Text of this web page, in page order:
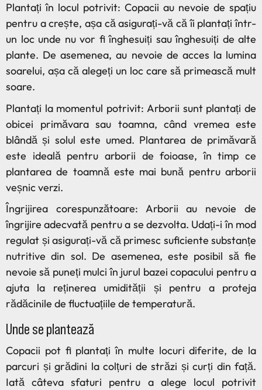
Plantați în locul potrivit: Copacii au nevoie de spațiu
pentru a crește, așa că asigurați-vă că îi plantați într-
un loc unde nu vor fi înghesuiți sau înghesuiți de alte
plante. De asemenea, au nevoie de acces la lumina
soarelui, așa că alegeți un loc care să primească mult
soare.
Plantați la momentul potrivit: Arborii sunt plantați de
obicei primăvara sau toamna, când vremea este
blândă și solul este umed. Plantarea de primăvară
este ideală pentru arborii de foioase, în timp ce
plantarea de toamnă este mai bună pentru arborii
veșnic verzi.
Îngrijirea corespunzătoare: Arborii au nevoie de
îngrijire adecvată pentru a se dezvolta. Udați-i în mod
regulat și asigurați-vă că primesc suficiente substanțe
nutritive din sol. De asemenea, este posibil să fie
nevoie să puneți mulci în jurul bazei copacului pentru a
ajuta la reținerea umidității și pentru a proteja
rădăcinile de fluctuațiile de temperatură.
Unde se plantează
Copacii pot fi plantați în multe locuri diferite, de la
parcuri și grădini la colțuri de străzi și curți din față.
Iată câteva sfaturi pentru a alege locul potrivit